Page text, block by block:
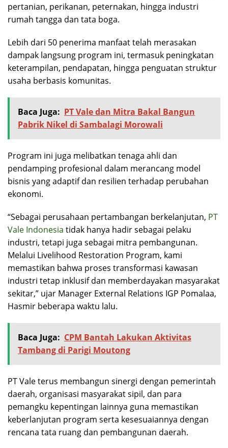
pertanian, perikanan, peternakan, hingga industri
rumah tangga dan tata boga.
Lebih dari 50 penerima manfaat telah merasakan
dampak langsung program ini, termasuk peningkatan
keterampilan, pendapatan, hingga penguatan struktur
usaha berbasis komunitas.
Baca Juga: PT Vale dan Mitra Bakal Bangun
Pabrik Nikel di Sambalagi Morowali
Program ini juga melibatkan tenaga ahli dan
pendamping profesional dalam merancang model
bisnis yang adaptif dan resilien terhadap perubahan
ekonomi.
“Sebagai perusahaan pertambangan berkelanjutan, PT
Vale Indonesia tidak hanya hadir sebagai pelaku
industri, tetapi juga sebagai mitra pembangunan.
Melalui Livelihood Restoration Program, kami
memastikan bahwa proses transformasi kawasan
industri tetap inklusif dan memberdayakan masyarakat
sekitar,” ujar Manager External Relations IGP Pomalaa,
Hasmir beberapa waktu lalu.
Baca Juga: CPM Bantah Lakukan Aktivitas
Tambang di Parigi Moutong
PT Vale terus membangun sinergi dengan pemerintah
daerah, organisasi masyarakat sipil, dan para
pemangku kepentingan lainnya guna memastikan
keberlanjutan program serta kesesuaiannya dengan
rencana tata ruang dan pembangunan daerah.